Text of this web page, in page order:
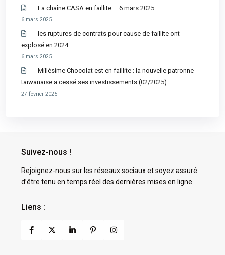
La chaîne CASA en faillite – 6 mars 2025
6 mars 2025
les ruptures de contrats pour cause de faillite ont
explosé en 2024
6 mars 2025
Millésime Chocolat est en faillite : la nouvelle patronne
taïwanaise a cessé ses investissements (02/2025)
27 février 2025
Suivez-nous !
Rejoignez-nous sur les réseaux sociaux et soyez assuré
d’être tenu en temps réel des dernières mises en ligne.
Liens :